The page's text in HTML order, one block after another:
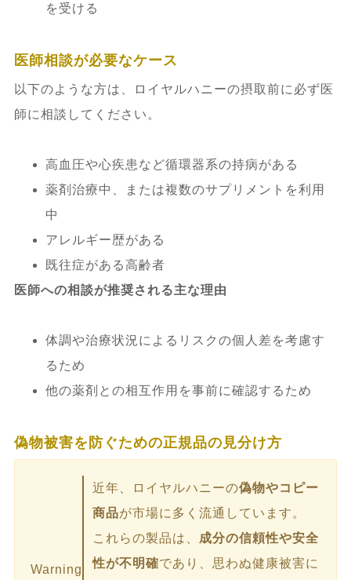
を受ける
医師相談が必要なケース
以下のような方は、ロイヤルハニーの摂取前に必ず医
師に相談してください。
高血圧や心疾患など循環器系の持病がある
薬剤治療中、または複数のサプリメントを利用
中
アレルギー歴がある
既往症がある高齢者
医師への相談が推奨される主な理由
体調や治療状況によるリスクの個人差を考慮す
るため
他の薬剤との相互作用を事前に確認するため
偽物被害を防ぐための正規品の見分け方
Warning
近年、ロイヤルハニーの偽物やコピー
商品が市場に多く流通しています。
これらの製品は、 成分の信頼性や安全
性が不明確であり、思わぬ健康被害に